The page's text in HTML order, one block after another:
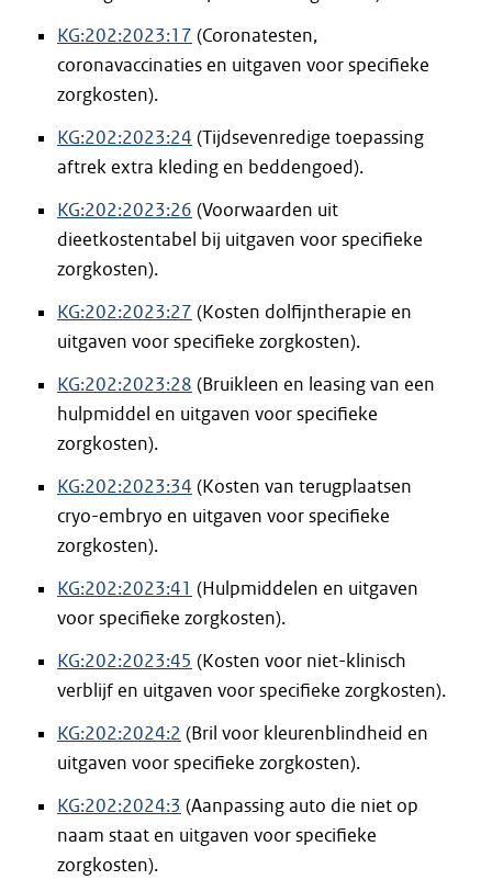
KG:202:2023:17 (Coronatesten,
coronavaccinaties en uitgaven voor specifieke
zorgkosten).
KG:202:2023:24 (Tijdsevenredige toepassing
aftrek extra kleding en beddengoed).
KG:202:2023:26 (Voorwaarden uit
dieetkostentabel bij uitgaven voor specifieke
zorgkosten).
KG:202:2023:27 (Kosten dolfijntherapie en
uitgaven voor specifieke zorgkosten).
KG:202:2023:28 (Bruikleen en leasing van een
hulpmiddel en uitgaven voor specifieke
zorgkosten).
KG:202:2023:34 (Kosten van terugplaatsen
cryo-embryo en uitgaven voor specifieke
zorgkosten).
KG:202:2023:41 (Hulpmiddelen en uitgaven
voor specifieke zorgkosten).
KG:202:2023:45 (Kosten voor niet-klinisch
verblijf en uitgaven voor specifieke zorgkosten).
KG:202:2024:2 (Bril voor kleurenblindheid en
uitgaven voor specifieke zorgkosten).
KG:202:2024:3 (Aanpassing auto die niet op
naam staat en uitgaven voor specifieke
zorgkosten).